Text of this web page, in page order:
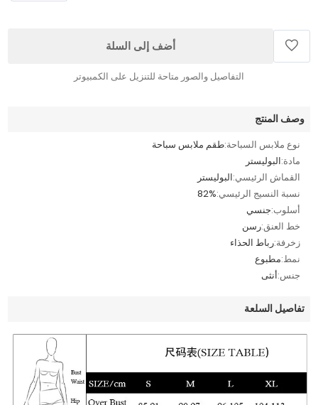
أضف إلى السلة
التفاصيل والصور متاحة للتنزيل على الكمبيوتر
وصف المنتج
نوع ملابس السباحة:طقم ملابس سباحة
مادة:البوليستر
القماش الرئيسي:البوليستر
نسبة النسيج الرئيسي:82%
أسلوب:جنسي
خط العنق:رسن
زخرفة:رباط الحذاء
نمط:مطبوع
جنس:أنثى
تفاصيل السلعة